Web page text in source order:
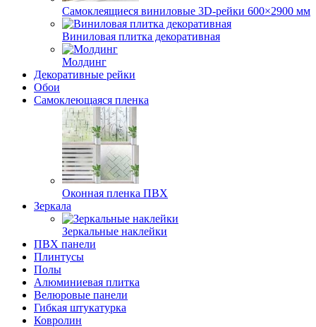
Самоклеящиеся виниловые 3D‑рейки 600×2900 мм
Виниловая плитка декоративная
Молдинг
Декоративные рейки
Обои
Самоклеющаяся пленка
Оконная пленка ПВХ
Зеркала
Зеркальные наклейки
ПВХ панели
Плинтусы
Полы
Алюминиевая плитка
Велюровые панели
Гибкая штукатурка
Ковролин